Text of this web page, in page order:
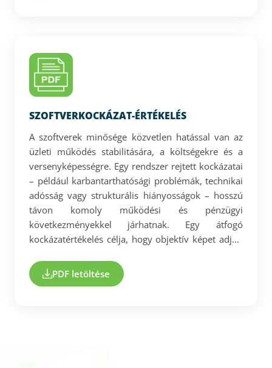
tudást strukturált, ellenőrizhető és üzletileg
hasznosítható formában tegye elérhetővé.
SZOFTVERKOCKÁZAT-ÉRTÉKELÉS
A szoftverek minősége közvetlen hatással van az
üzleti működés stabilitására, a költségekre és a
versenyképességre. Egy rendszer rejtett kockázatai
– például karbantarthatósági problémák, technikai
adósság vagy strukturális hiányosságok – hosszú
távon komoly működési és pénzügyi
következményekkel járhatnak. Egy átfogó
kockázatértékelés célja, hogy objektív képet adjon
területeket, amelyek beavatkozást igényelnek,
különös tekintettel: - a legkritikusabb és
PDF letöltése